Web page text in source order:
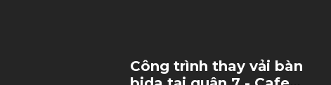
Công trình thay vải bàn